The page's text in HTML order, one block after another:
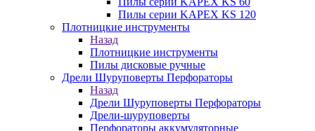
Пилы серии KAPEX KS 120
Плотницкие инструменты
Назад
Плотницкие инструменты
Пилы дисковые ручные
Дрели Шуруповерты Перфораторы
Назад
Дрели Шуруповерты Перфораторы
Дрели-шуруповерты
Перфораторы аккумуляторные